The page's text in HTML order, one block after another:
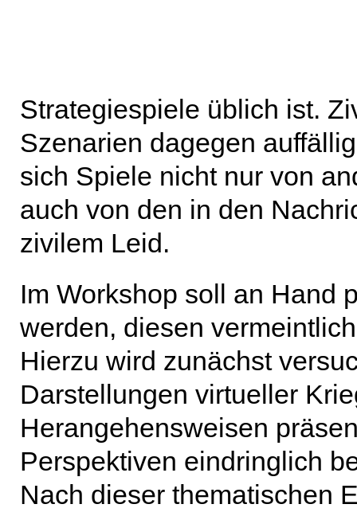
Strategiespiele üblich ist.
Szenarien dagegen
sich Spiele nicht nur von
auch von den in den
zivilem Leid.
Im Workshop soll an Hand
werden, diesen
Hierzu wird zunächst
Darstellungen virtueller
Herangehensweisen
Perspektiven eindringlich
Nach dieser thematischen